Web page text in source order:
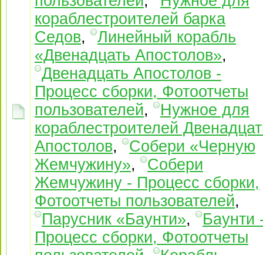
кораблестроителей барка
Седов,
Линейный корабль
«Двенадцать Апостолов»,
Двенадцать Апостолов -
Процесс сборки, Фотоотчеты
пользователей,
Нужное для
кораблестроителей
Апостолов,
Собери «Черную
Жемчужину»,
Собери
Жемчужину - Процесс сборки,
Фотоотчеты пользователей,
Парусник «Баунти»,
Баунти
Процесс сборки, Фотоотчеты